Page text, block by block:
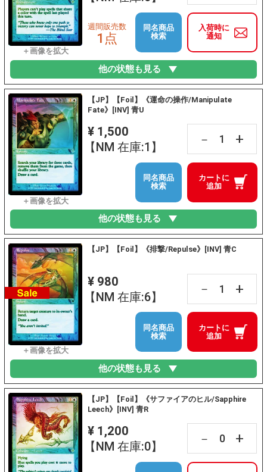
入荷時に
通知
週間販売数
1点
同名商品
検索
他の状態も見る
【JP】【Foil】《運命の操作/Manipulate
Fate》[INV] 青U
¥ 1,500
【NM 在庫:1】
－ +
カートに
追加
同名商品
検索
他の状態も見る
【JP】【Foil】《排撃/Repulse》[INV] 青C
¥ 980
【NM 在庫:6】
－ +
カートに
追加
同名商品
検索
他の状態も見る
【JP】【Foil】《サファイアのヒル/Sapphire
Leech》[INV] 青R
¥ 1,200
【NM 在庫:0】
－ +